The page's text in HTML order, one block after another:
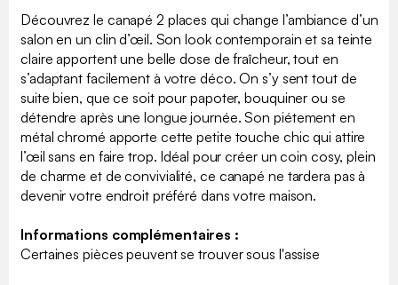
Découvrez le canapé 2 places qui change l’ambiance d’un
salon en un clin d’œil. Son look contemporain et sa teinte
claire apportent une belle dose de fraîcheur, tout en
s’adaptant facilement à votre déco. On s’y sent tout de
suite bien, que ce soit pour papoter, bouquiner ou se
détendre après une longue journée. Son piétement en
métal chromé apporte cette petite touche chic qui attire
l’œil sans en faire trop. Idéal pour créer un coin cosy, plein
de charme et de convivialité, ce canapé ne tardera pas à
devenir votre endroit préféré dans votre maison.
Informations complémentaires :
Certaines pièces peuvent se trouver sous l'assise